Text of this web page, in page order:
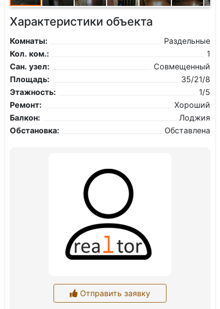
Характеристики объекта
Комнаты:
Раздельные
Кол. ком.:
1
Сан. узел:
Совмещенный
Площадь:
35/21/8
Этажность:
1/5
Ремонт:
Хороший
Балкон:
Лоджия
Обстановка:
Обставлена
Отправить заявку